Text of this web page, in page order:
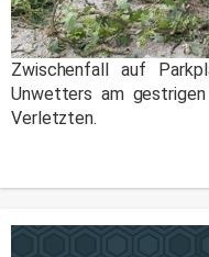
Zwischenfall auf
Unwetters am
Verletzten.